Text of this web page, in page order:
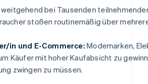
bei Tausenden
stoßen routinemäßig über
in und E-Commerce: Modemarken,
Käufer mit hoher Kaufabsicht zu
zwingen zu müssen.